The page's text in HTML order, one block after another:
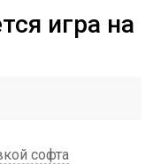
игра на
софта